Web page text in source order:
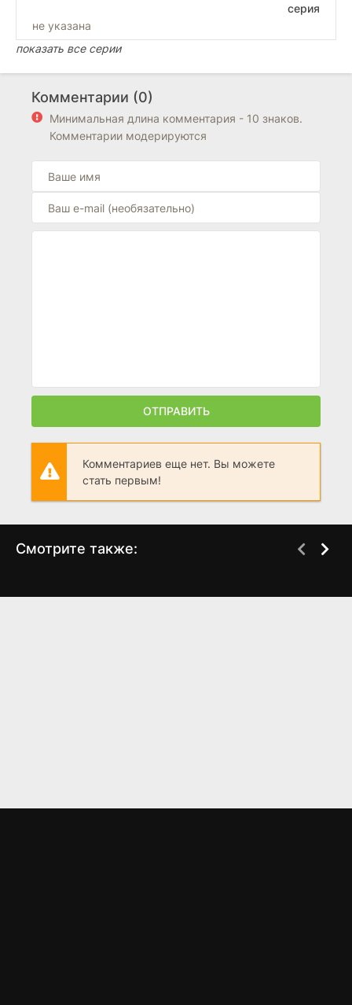
серия
не указана
показать все серии
Комментарии (0)
Минимальная длина комментария - 10 знаков.
Комментарии модерируются
ОТПРАВИТЬ
Комментариев еще нет. Вы можете
стать первым!
Смотрите также: